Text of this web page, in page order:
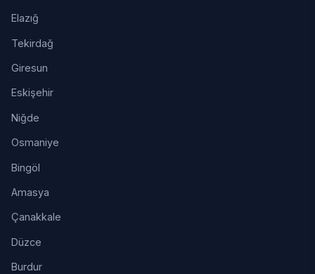
Elazığ
Tekirdağ
Giresun
Eskişehir
Niğde
Osmaniye
Bingöl
Amasya
Çanakkale
Düzce
Burdur